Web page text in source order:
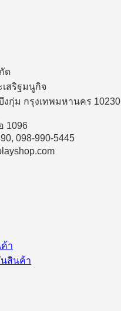
ด
สริฐมนูกิจ
งกุ่ม กรุงเทพมหานคร 10230
1096
098-990-5445
า
นสินค้า